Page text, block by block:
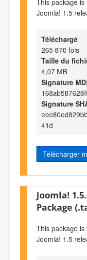
Joomla! 1.5
Téléchargé
265 870 fois
Taille du
4,07 MB
Signature
Signature
41d
Télécharger
Joomla!
Package
This package
Joomla! 1.5